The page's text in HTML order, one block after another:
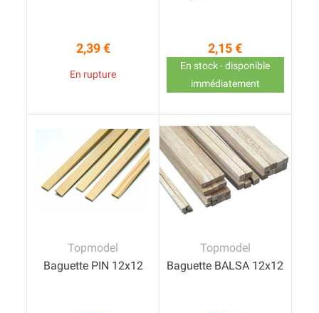
Prix
2,39 €
En rupture
Prix
2,15 €
En stock - disponible
immédiatement
Topmodel
Baguette PIN 12x12
Topmodel
Baguette BALSA 12x12